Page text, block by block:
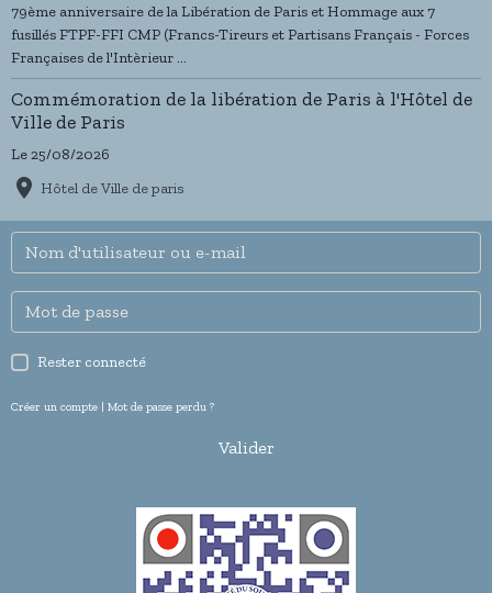
79ème anniversaire de la Libération de Paris et Hommage aux 7
fusillés FTPF-FFI CMP (Francs-Tireurs et Partisans Français - Forces
Françaises de l'Intèrieur ...
Commémoration de la libération de Paris à l'Hôtel de
Ville de Paris
Le 25/08/2026
Hôtel de Ville de paris
Rester connecté
Créer un compte | Mot de passe perdu ?
Valider